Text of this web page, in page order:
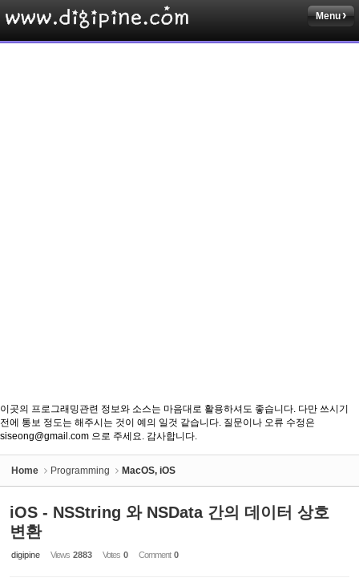
Menu
이곳의 프로그래밍관련 정보와 소스는 마음대로 활용하셔도 좋습니다. 다만 쓰시기
전에 통보 정도는 해주시는 것이 예의 일것 같습니다. 질문이나 오류 수정은
siseong@gmail.com 으로 주세요. 감사합니다.
Home Programming MacOS, iOS
iOS - NSString 와 NSData 간의 데이터 상호
변환
digipine Views 2883 Votes 0 Comment 0
Sketchbook5, 스케치북5